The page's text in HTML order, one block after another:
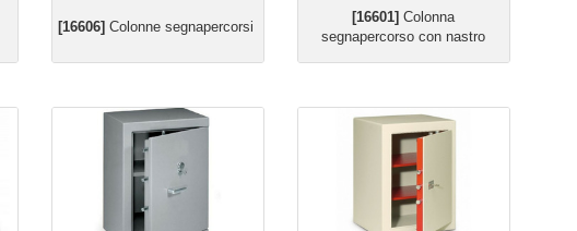
[16606] Colonne segnapercorsi
[16601] Colonna
segnapercorso con nastro